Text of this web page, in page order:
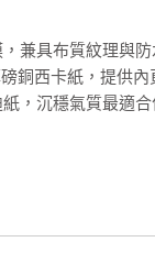
兼具布質紋理與
銅西卡紙，提供內
，沉穩氣質最適合